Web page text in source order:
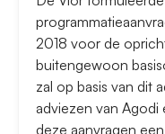
2018 voor de
buitengewoon
zal op basis van dit
adviezen van
deze aanvragen